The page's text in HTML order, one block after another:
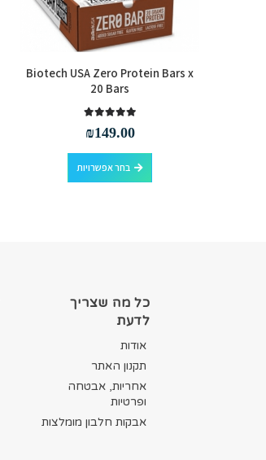
Biotech USA Zero Protein Bars x
20 Bars
₪149.00
בחר אפשרויות
למוצר זה יש מספר סוגים. ניתן לבחור את האפשרויות בעמוד המוצר
כל מה שצריך
לדעת
אודות
תקנון האתר
אחריות, אבטחה
ופרטיות
אבקות חלבון מומלצות